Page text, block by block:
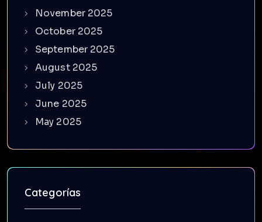
November 2025
October 2025
September 2025
August 2025
July 2025
June 2025
May 2025
Categorías